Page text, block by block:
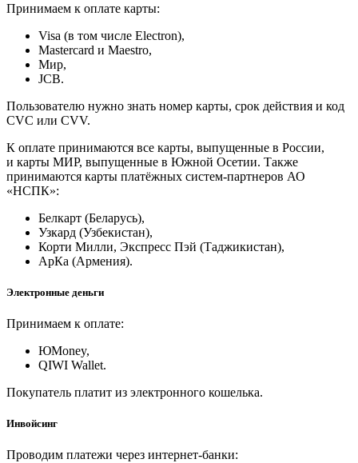
Принимаем к оплате карты:
Visa (в том числе Electron),
Masterсard и Maestro,
Мир,
JCB.
Пользователю нужно знать номер карты, срок действия и код
CVC или CVV.
К оплате принимаются все карты, выпущенные в России,
и карты МИР, выпущенные в Южной Осетии. Также
принимаются карты платёжных систем-партнеров АО
«НСПК»:
Белкарт (Беларусь),
Узкард (Узбекистан),
Корти Милли, Экспресс Пэй (Таджикистан),
АрКа (Армения).
Электронные деньги
Принимаем к оплате:
ЮMoney,
QIWI Wallet.
Покупатель платит из электронного кошелька.
Инвойсинг
Проводим платежи через интернет-банки: